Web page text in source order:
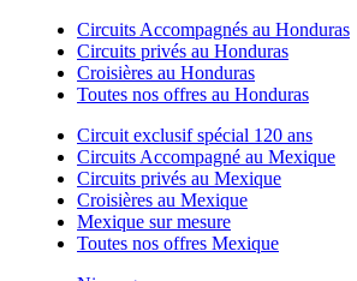
Circuits Accompagnés au Honduras
Circuits privés au Honduras
Croisières au Honduras
Toutes nos offres au Honduras
Circuit exclusif spécial 120 ans
Circuits Accompagné au Mexique
Circuits privés au Mexique
Croisières au Mexique
Mexique sur mesure
Toutes nos offres Mexique